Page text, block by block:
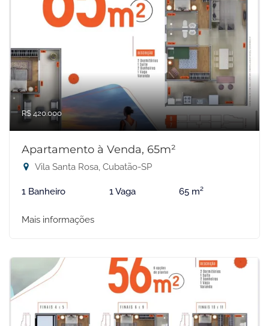
R$ 420.000
Apartamento à Venda, 65m²
Vila Santa Rosa, Cubatão-SP
1 Banheiro 1 Vaga 65 m²
Mais informações